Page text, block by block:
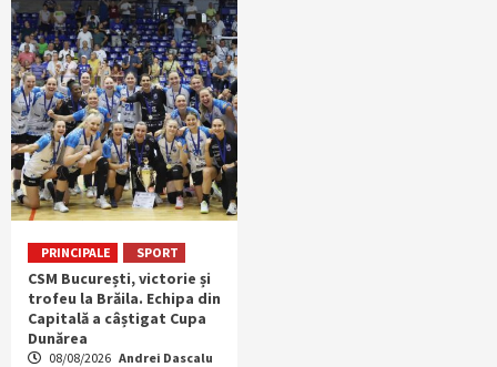
PRINCIPALE SPORT
CSM București, victorie și
trofeu la Brăila. Echipa din
Capitală a câștigat Cupa
Dunărea
08/08/2026 Andrei Dascalu